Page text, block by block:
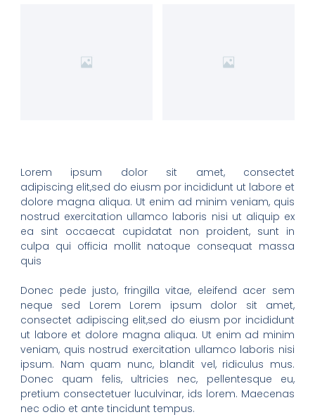
Lorem ipsum dolor sit amet, consectet
adipiscing elit,sed do eiusm por incididunt ut labore et
dolore magna aliqua. Ut enim ad minim veniam, quis
nostrud exercitation ullamco laboris nisi ut aliquip ex
ea sint occaecat cupidatat non proident, sunt in
culpa qui officia mollit natoque consequat massa
quis
Donec pede justo, fringilla vitae, eleifend acer sem
neque sed Lorem Lorem ipsum dolor sit amet,
consectet adipiscing elit,sed do eiusm por incididunt
ut labore et dolore magna aliqua. Ut enim ad minim
veniam, quis nostrud exercitation ullamco laboris nisi
ipsum. Nam quam nunc, blandit vel, ridiculus mus.
Donec quam felis, ultricies nec, pellentesque eu,
pretium consectetuer luculvinar, ids lorem. Maecenas
nec odio et ante tincidunt tempus.